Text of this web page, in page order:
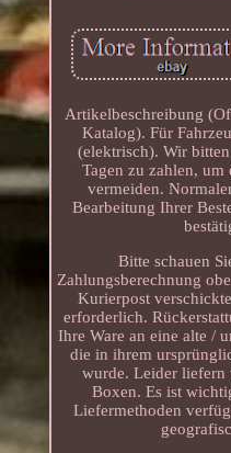
Artikelbeschreibung
Katalog). Für
(elektrisch). Wir
Tagen zu zahlen, um
vermeiden.
Bearbeitung Ihrer
Bitte schauen
Zahlungsberechnung
Kurierpost
erforderlich.
Ihre Ware an eine alte /
die in ihrem
wurde. Leider liefern
Boxen. Es ist
Liefermethoden